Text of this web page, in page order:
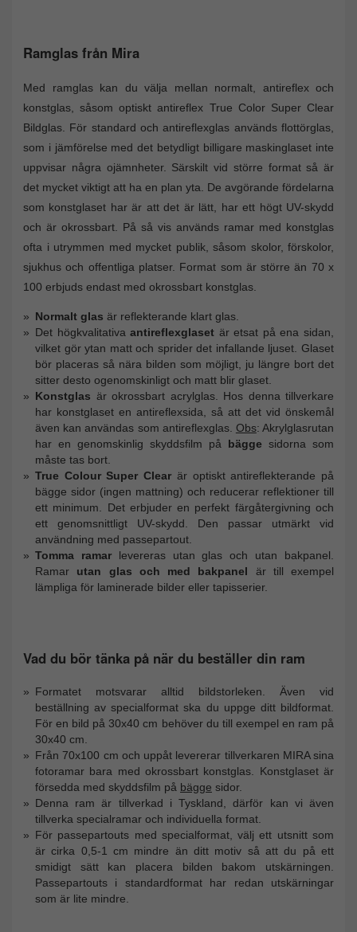
Ramglas från Mira
Med ramglas kan du välja mellan normalt, antireflex och
konstglas, såsom optiskt antireflex True Color Super Clear
Bildglas. För standard och antireflexglas används flottörglas,
som i jämförelse med det betydligt billigare maskinglaset inte
uppvisar några ojämnheter. Särskilt vid större format så är
det mycket viktigt att ha en plan yta. De avgörande fördelarna
som konstglaset har är att det är lätt, har ett högt UV-skydd
och är okrossbart. På så vis används ramar med konstglas
ofta i utrymmen med mycket publik, såsom skolor, förskolor,
sjukhus och offentliga platser. Format som är större än 70 x
100 erbjuds endast med okrossbart konstglas.
Normalt glas är reflekterande klart glas.
Det högkvalitativaantireflexglaset är etsat på ena sidan,
vilket gör ytan matt och sprider det infallande ljuset. Glaset
bör placeras så nära bilden som möjligt, ju längre bort det
sitter desto ogenomskinligt och matt blir glaset.
Konstglas är okrossbart acrylglas. Hos denna tillverkare
har konstglaset en antireflexsida, så att det vid önskemål
även kan användas som antireflexglas. Obs: Akrylglasrutan
har en genomskinlig skyddsfilm på bägge sidorna som
måste tas bort.
True Colour Super Clear är optiskt antireflekterande på
bägge sidor (ingen mattning) och reducerar reflektioner till
ett minimum. Det erbjuder en perfekt färgåtergivning och
ett genomsnittligt UV-skydd. Den passar utmärkt vid
användning med passepartout.
Tomma ramarlevereras utan glas och utan bakpanel.
Ramar utan glas och med bakpanel är till exempel
lämpliga för laminerade bilder eller tapisserier.
Vad du bör tänka på när du beställer din ram
Formatet motsvarar alltid bildstorleken. Även vid
beställning av specialformat ska du uppge ditt bildformat.
För en bild på 30x40 cm behöver du till exempel en ram på
30x40 cm.
Från 70x100 cm och uppåt levererar tillverkaren MIRA sina
fotoramar bara med okrossbart konstglas. Konstglaset är
försedda med skyddsfilm på bägge sidor.
Denna ram är tillverkad i Tyskland, därför kan vi även
tillverka specialramar och individuella format.
För passepartouts med specialformat, välj ett utsnitt som
är cirka 0,5-1 cm mindre än ditt motiv så att du på ett
smidigt sätt kan placera bilden bakom utskärningen.
Passepartouts i standardformat har redan utskärningar
som är lite mindre.